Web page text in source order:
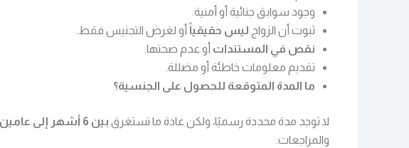
وجود سوابق جنائية أو أمنية.
ثبوت أن الزواج ليس حقيقياً أو لغرض التجنيس فقط.
نقص في المستندات أو عدم صحتها.
تقديم معلومات خاطئة أو مضللة.
ما المدة المتوقعة للحصول على الجنسية؟
لا توجد مدة محددة رسميًا، ولكن عادة ما تستغرق بين 6 أشهر إلى عامين
والمراجعات.